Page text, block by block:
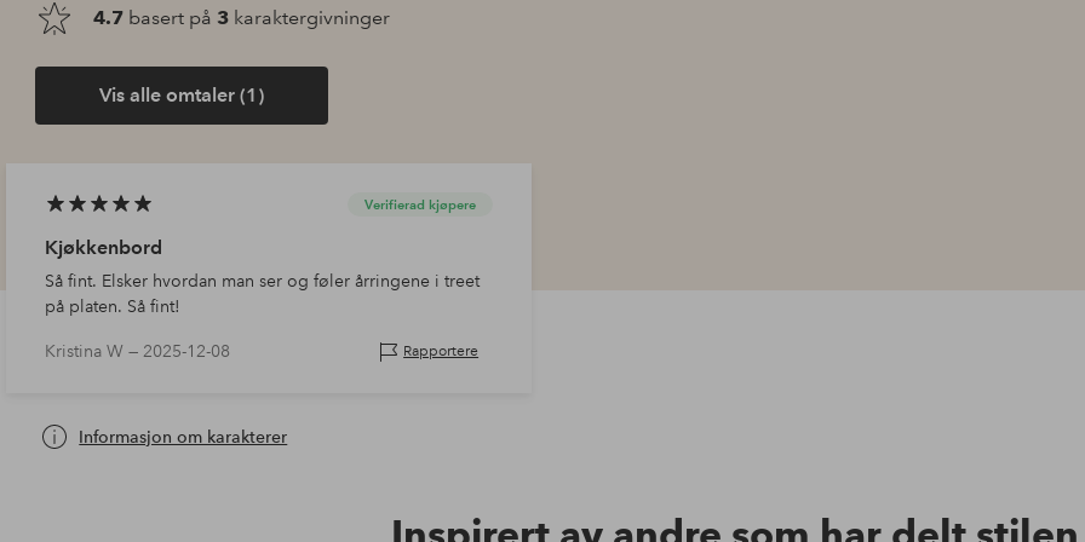
4.7 basert på 3 karaktergivninger
Vis alle omtaler (1)
Verifierad kjøpere
Kjøkkenbord
Så fint. Elsker hvordan man ser og føler årringene i treet
på platen. Så fint!
Kristina W —2025-12-08 Rapportere
Informasjon om karakterer